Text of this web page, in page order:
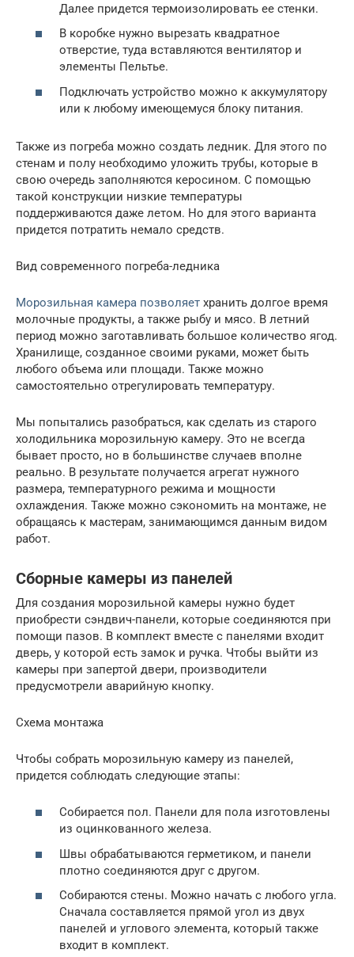
Далее придется термоизолировать ее стенки.
В коробке нужно вырезать квадратное
отверстие, туда вставляются вентилятор и
элементы Пельтье.
Подключать устройство можно к аккумулятору
или к любому имеющемуся блоку питания.
Также из погреба можно создать ледник. Для этого по
стенам и полу необходимо уложить трубы, которые в
свою очередь заполняются керосином. С помощью
такой конструкции низкие температуры
поддерживаются даже летом. Но для этого варианта
придется потратить немало средств.
Вид современного погреба-ледника
Морозильная камера позволяет хранить долгое время
молочные продукты, а также рыбу и мясо. В летний
период можно заготавливать большое количество ягод.
Хранилище, созданное своими руками, может быть
любого объема или площади. Также можно
самостоятельно отрегулировать температуру.
Мы попытались разобраться, как сделать из старого
холодильника морозильную камеру. Это не всегда
бывает просто, но в большинстве случаев вполне
реально. В результате получается агрегат нужного
размера, температурного режима и мощности
охлаждения. Также можно сэкономить на монтаже, не
обращаясь к мастерам, занимающимся данным видом
работ.
Сборные камеры из панелей
Для создания морозильной камеры нужно будет
приобрести сэндвич-панели, которые соединяются при
помощи пазов. В комплект вместе с панелями входит
дверь, у которой есть замок и ручка. Чтобы выйти из
камеры при запертой двери, производители
предусмотрели аварийную кнопку.
Схема монтажа
Чтобы собрать морозильную камеру из панелей,
придется соблюдать следующие этапы:
Собирается пол. Панели для пола изготовлены
из оцинкованного железа.
Швы обрабатываются герметиком, и панели
плотно соединяются друг с другом.
Собираются стены. Можно начать с любого угла.
Сначала составляется прямой угол из двух
панелей и углового элемента, который также
входит в комплект.